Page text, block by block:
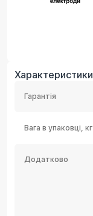
Характеристики
Гарантія
Вага в упаковці, кг
Додатково